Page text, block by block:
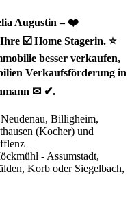
Augustin – ❤️
☑️ Home Stagerin. ⭐
besser verkaufen,
Verkaufsförderung in
✉ ✔.